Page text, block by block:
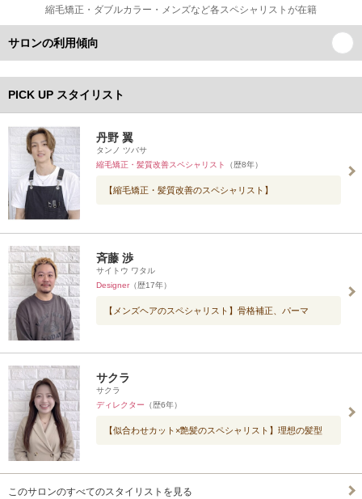
縮毛矯正・ダブルカラー・メンズなど各スペシャリストが在籍
サロンの利用傾向
PICK UP スタイリスト
丹野 翼
タンノ ツバサ
縮毛矯正・髪質改善スペシャリスト
（歴8年）
【縮毛矯正・髪質改善のスペシャリスト】
斉藤 渉
サイトウ ワタル
Designer（歴17年）
【メンズヘアのスペシャリスト】骨格補正、パーマ
サクラ
サクラ
ディレクター （歴6年）
【似合わせカット×艶髪のスペシャリスト】理想の髪型
このサロンのすべてのスタイリストを見る